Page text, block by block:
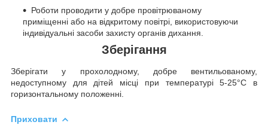
Роботи проводити у добре провітрюваному
приміщенні або на відкритому повітрі, використовуючи
індивідуальні засоби захисту органів дихання.
Зберігання
Зберігати у прохолодному, добре вентильованому,
недоступному для дітей місці при температурі 5-25°C в
горизонтальному положенні.
Приховати